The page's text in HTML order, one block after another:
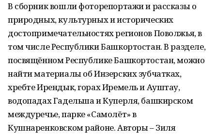
В сборник вошли фоторепортажи и рассказы о
природных, культурных и исторических
достопримечательностях регионов Поволжья, в
том числе Республики Башкортостан. В разделе,
посвящённом Республике Башкортостан, можно
найти материалы об Инзерских зубчатках,
хребте Ирендык, горах Иремель и Ауштау,
водопадах Гадельша и Куперля, башкирском
междуречье, парке «Самолёт» в
Кушнаренковском районе. Авторы – Зиля